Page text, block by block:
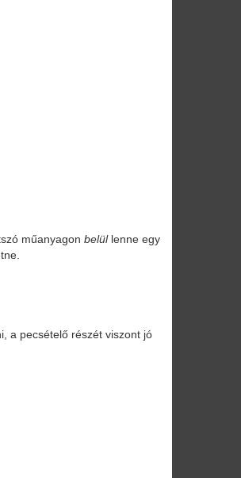
műanyagon belüllenne egy
a pecsételő részét viszont jó